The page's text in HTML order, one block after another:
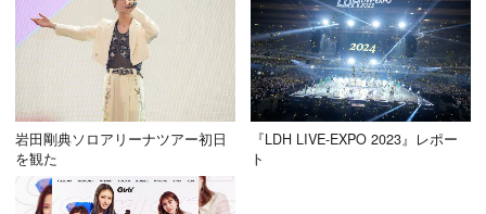
岩田剛典ソロアリーナツアー初日
を観た
『LDH LIVE-EXPO 2023』レポー
ト